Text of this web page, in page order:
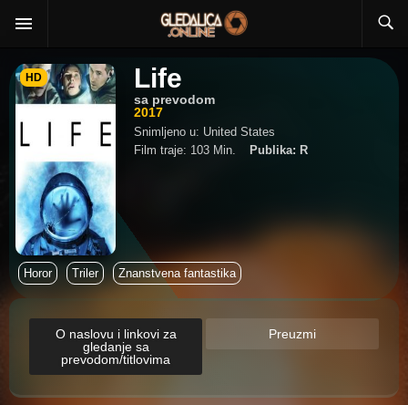
HD Life
sa prevodom
2017
Snimljeno u: United States
Film traje: 103 Min.
Publika: R
Horor Triler Znanstvena fantastika
O naslovu i linkovi za
gledanje sa
prevodom/titlovima
Preuzmi